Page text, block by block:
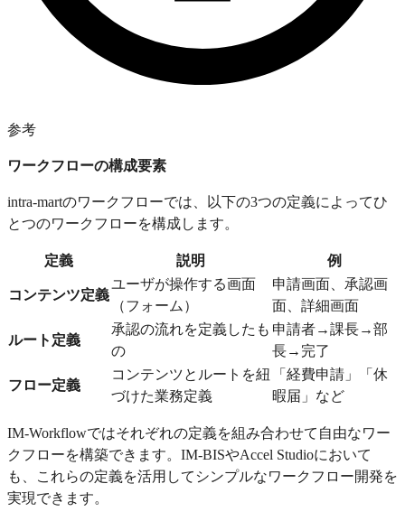
参考
ワークフローの構成要素
intra-martのワークフローでは、以下の3つの定義によってひ
とつのワークフローを構成します。
定義 説明 例
コンテンツ定義
ユーザが操作する画面
（フォーム）
申請画面、承認画
面、詳細画面
ルート定義
承認の流れを定義したも
の
申請者→課長→部
長→完了
フロー定義
コンテンツとルートを紐
づけた業務定義
「経費申請」「休
暇届」など
IM-Workflowではそれぞれの定義を組み合わせて自由なワー
クフローを構築できます。IM-BISやAccel Studioにおいて
も、これらの定義を活用してシンプルなワークフロー開発を
実現できます。